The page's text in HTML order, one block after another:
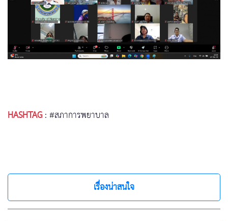
HASHTAG:#สภาการพยาบาล
เรื่องน่าสนใจ